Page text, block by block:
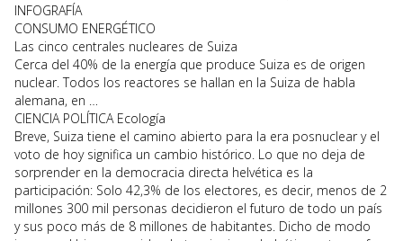
INFOGRAFÍA
CONSUMO ENERGÉTICO
Las cinco centrales nucleares de Suiza
Cerca del 40% de la energía que produce Suiza es de origen
nuclear. Todos los reactores se hallan en la Suiza de habla
alemana, en …
CIENCIA POLÍTICA Ecología
Breve, Suiza tiene el camino abierto para la era posnuclear y el
voto de hoy significa un cambio histórico. Lo que no deja de
sorprender en la democracia directa helvética es la
participación: Solo 42,3% de los electores, es decir, menos de 2
millones 300 mil personas decidieron el futuro de todo un país
y sus poco más de 8 millones de habitantes. Dicho de modo